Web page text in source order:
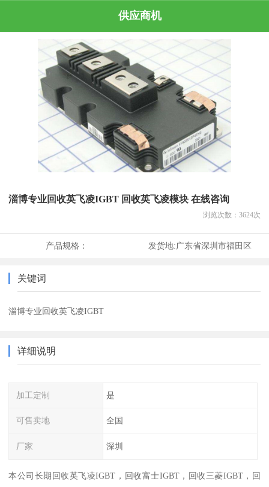
供应商机
淄博专业回收英飞凌IGBT 回收英飞凌模块 在线咨询
浏览次数： 3624次
产品规格： 发货地:广东省深圳市福田区
关键词
淄博专业回收英飞凌IGBT
详细说明
加工定制 是
可售卖地 全国
厂家 深圳
本公司长期回收英飞凌IGBT，回收富士IGBT，回收三菱IGBT，回